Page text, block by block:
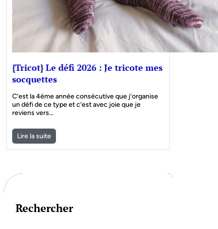
{Tricot} Le défi 2026 : Je tricote mes
socquettes
C’est la 4ème année consécutive que j’organise
un défi de ce type et c’est avec joie que je
reviens vers…
Lire la suite
Rechercher